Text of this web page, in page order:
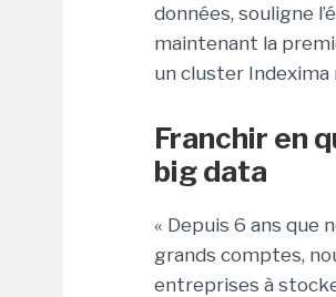
données, souligne
maintenant la
un cluster
Franchir en
big data
« Depuis 6 ans que
grands comptes,
entreprises à